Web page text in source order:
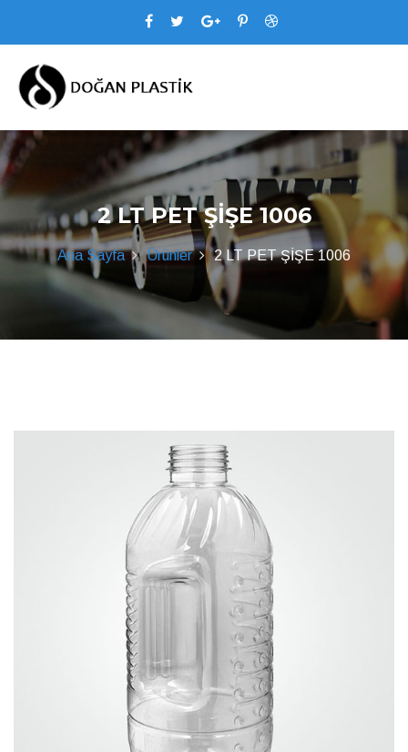
2 LT PET ŞİŞE 1006
Ana Sayfa Ürünler 2 LT PET ŞİŞE 1006